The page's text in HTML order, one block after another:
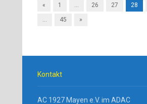
« 1 … 26 27 28
… 45 »
Kontakt
AC 1927 Mayen e.V. im ADAC